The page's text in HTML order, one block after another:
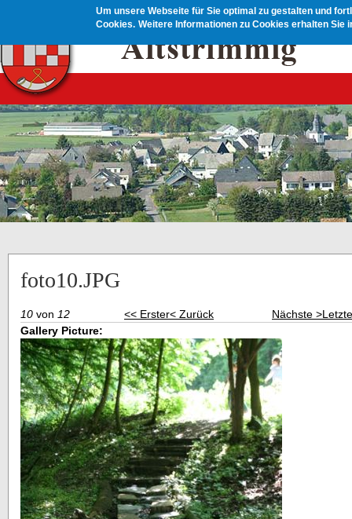
Um unsere Webseite für Sie optimal zu gestalten und
Cookies. Weitere Informationen zu Cookies erhalten Sie
foto10.JPG
10 von 12 << Erster< Zurück Nächste >
Gallery Picture: